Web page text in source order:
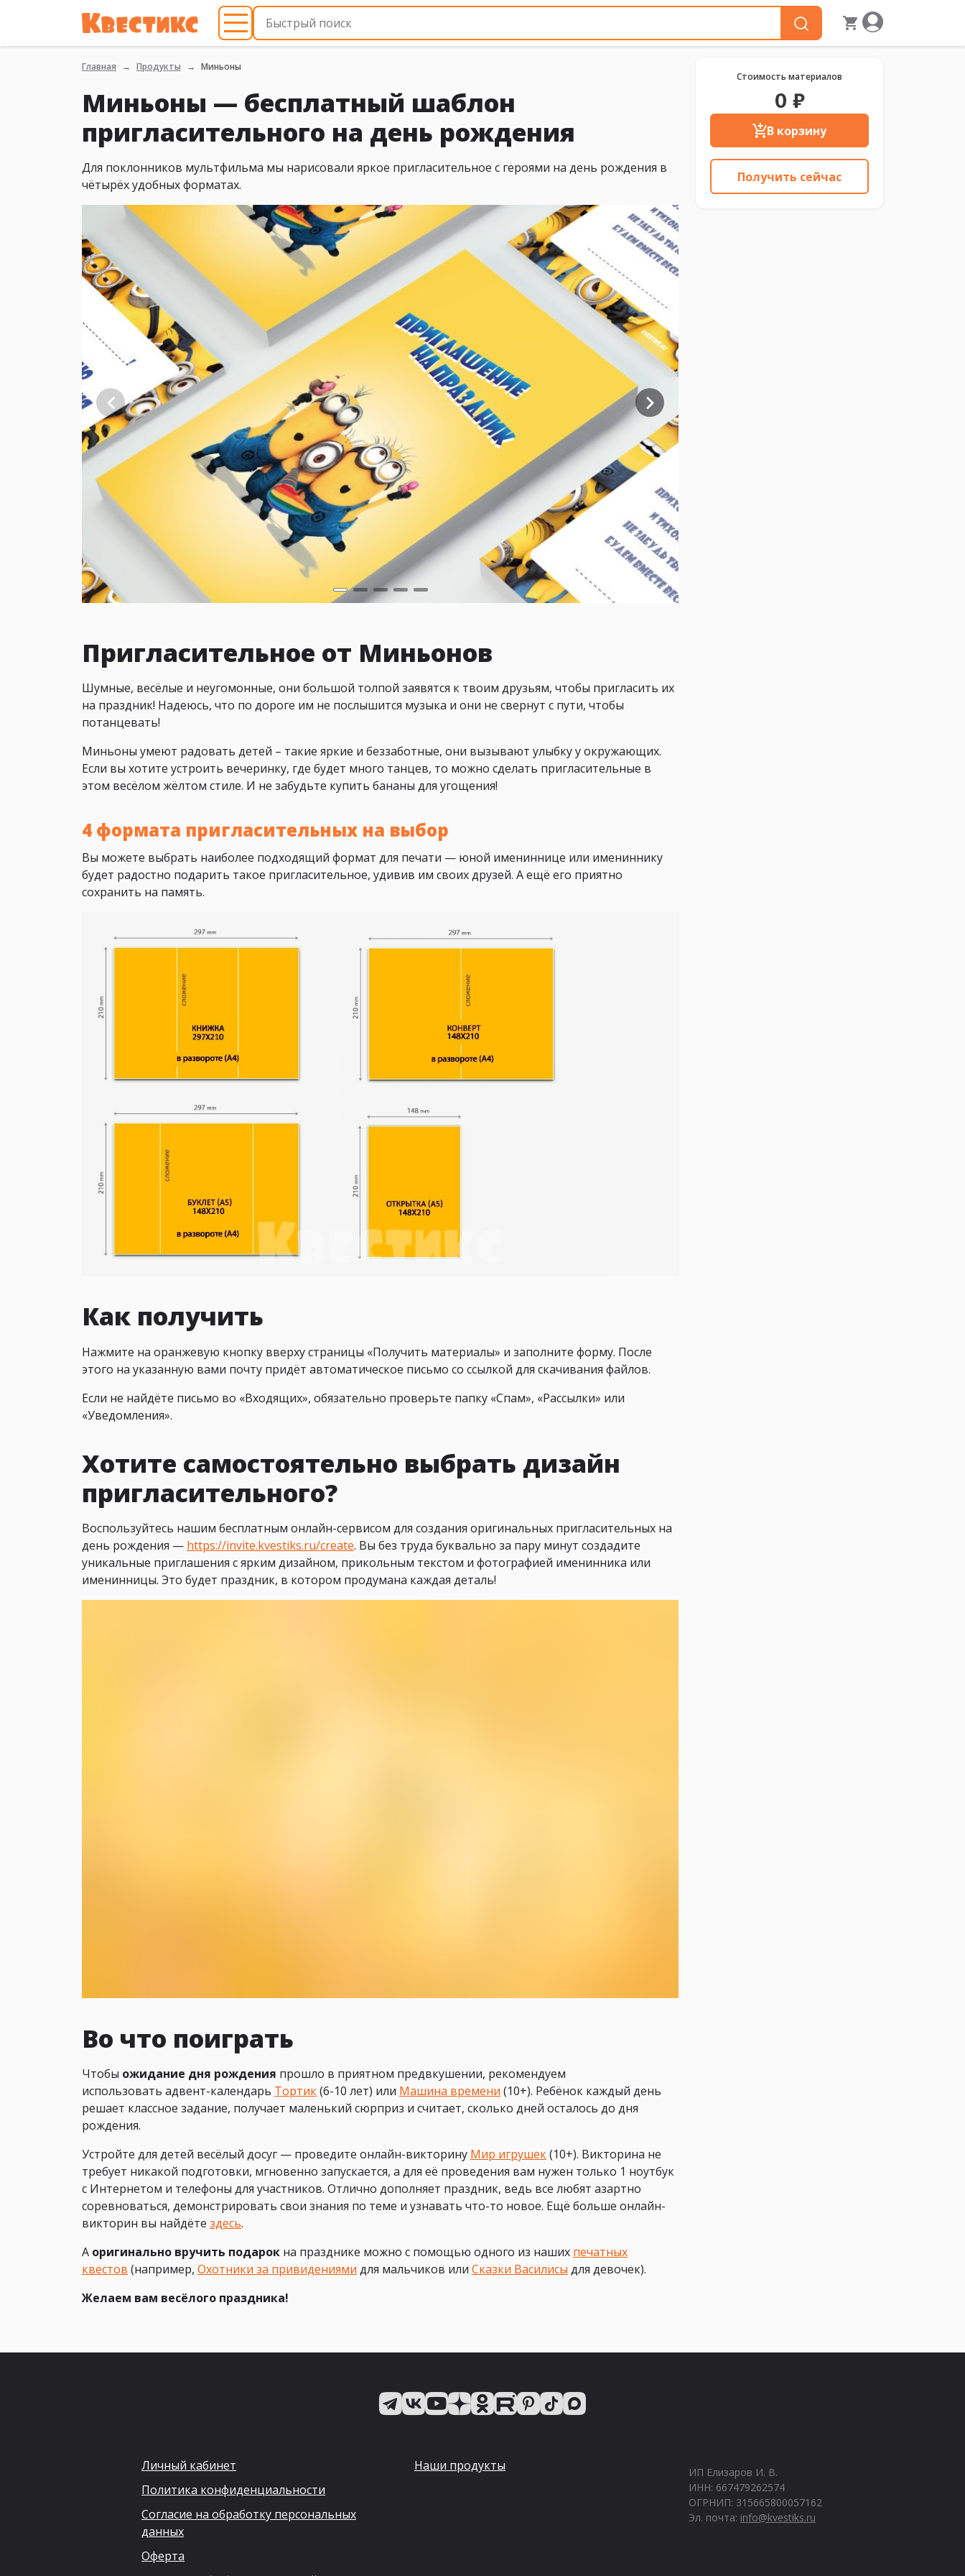
Главная Продукты Миньоны
Миньоны — бесплатный шаблон
пригласительного на день рождения
Для поклонников мультфильма мы нарисовали яркое пригласительное с героями на день рождения в
чётырёх удобных форматах.
Стоимость материалов
0 ₽
В корзину
Получить сейчас
Пригласительное от Миньонов
Шумные, весёлые и неугомонные, они большой толпой заявятся к твоим друзьям, чтобы пригласить их
на праздник! Надеюсь, что по дороге им не послышится музыка и они не свернут с пути, чтобы
потанцевать!
Миньоны умеют радовать детей – такие яркие и беззаботные, они вызывают улыбку у окружающих.
Если вы хотите устроить вечеринку, где будет много танцев, то можно сделать пригласительные в
этом весёлом жёлтом стиле. И не забудьте купить бананы для угощения!
4 формата пригласительных на выбор
Вы можете выбрать наиболее подходящий формат для печати — юной имениннице или имениннику
будет радостно подарить такое пригласительное, удивив им своих друзей. А ещё его приятно
сохранить на память.
Как получить
Нажмите на оранжевую кнопку вверху страницы «Получить материалы» и заполните форму. После
этого на указанную вами почту придёт автоматическое письмо со ссылкой для скачивания файлов.
Если не найдёте письмо во «Входящих», обязательно проверьте папку «Спам», «Рассылки» или
«Уведомления».
Хотите самостоятельно выбрать дизайн
пригласительного?
Воспользуйтесь нашим бесплатным онлайн-сервисом для создания оригинальных пригласительных на
день рождения — https://invite.kvestiks.ru/create. Вы без труда буквально за пару минут создадите
уникальные приглашения с ярким дизайном, прикольным текстом и фотографией именинника или
именинницы. Это будет праздник, в котором продумана каждая деталь!
Во что поиграть
Чтобы ожидание дня рождения прошло в приятном предвкушении, рекомендуем
использовать адвент-календарь Тортик(6-10 лет) или Машина времени (10+). Ребёнок каждый день
решает классное задание, получает маленький сюрприз и считает, сколько дней осталось до дня
рождения.
Устройте для детей весёлый досуг — проведите онлайн-викторину Мир игрушек(10+). Викторина не
требует никакой подготовки, мгновенно запускается, а для её проведения вам нужен только 1 ноутбук
с Интернетом и телефоны для участников. Отлично дополняет праздник, ведь все любят азартно
соревноваться, демонстрировать свои знания по теме и узнавать что-то новое. Ещё больше онлайн-
викторин вы найдёте здесь.
А оригинально вручить подарок на празднике можно с помощью одного из наших печатных
квестов (например, Охотники за привидениями для мальчиков или Сказки Василисы для девочек).
Желаем вам весёлого праздника!
Личный кабинет
Политика конфиденциальности
Согласие на обработку персональных
данных
Оферта
Наши продукты
ИП Елизаров И. В.
ИНН: 667479262574
ОГРНИП: 315665800057162
Эл. почта: info@kvestiks.ru